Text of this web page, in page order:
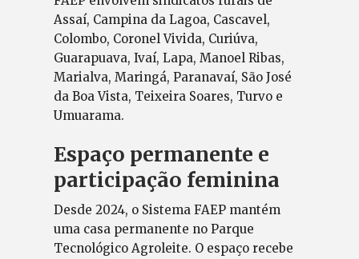
Assaí, Campina da Lagoa, Cascavel,
Colombo, Coronel Vivida, Curiúva,
Guarapuava, Ivaí, Lapa, Manoel Ribas,
Marialva, Maringá, Paranavaí, São José
da Boa Vista, Teixeira Soares, Turvo e
Umuarama.
Espaço permanente e
participação feminina
Desde 2024, o Sistema FAEP mantém
uma casa permanente no Parque
Tecnológico Agroleite. O espaço recebe